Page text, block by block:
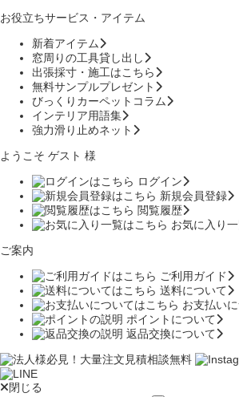
お役立ちサービス・アイテム
新着アイテム
窓周りの工具貸し出し
出張採寸・施工はこちら
無料サンプルプレゼント
びっくりカーペットコラム
インテリア用語集
強力滑り止めネット
ようこそ ゲスト 様
ログイン
新規会員登録
閲覧履歴
お気に入り
ご案内
ご利用ガイド
送料について
お支払い
ポイントについて
返品交換について
閉じる